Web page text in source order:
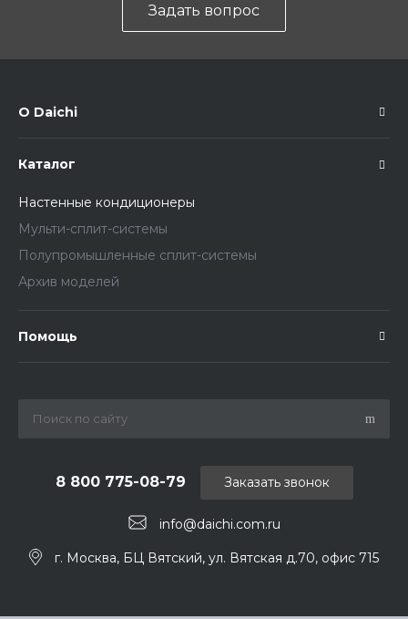
Задать вопрос
О Daichi
Каталог
Настенные кондиционеры
Мульти-сплит-системы
Полупромышленные сплит-системы
Архив моделей
Помощь
info@daichi.com.ru
8 800 775-08-79
г. Москва, БЦ Вятский, ул. Вятская д.70, офис 715
Заказать звонок